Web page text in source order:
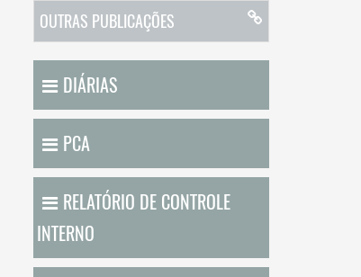
OUTRAS PUBLICAÇÕES
DIÁRIAS
PCA
RELATÓRIO DE CONTROLE
INTERNO